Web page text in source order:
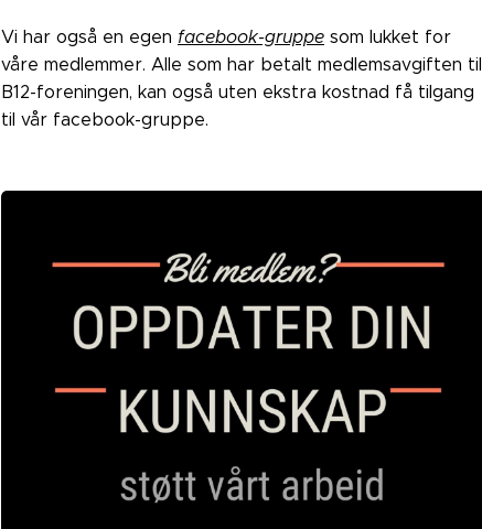
Vi har også en egen facebook-gruppe som lukket for
våre medlemmer. Alle som har betalt medlemsavgiften til
B12-foreningen, kan også uten ekstra kostnad få tilgang
til vår facebook-gruppe.